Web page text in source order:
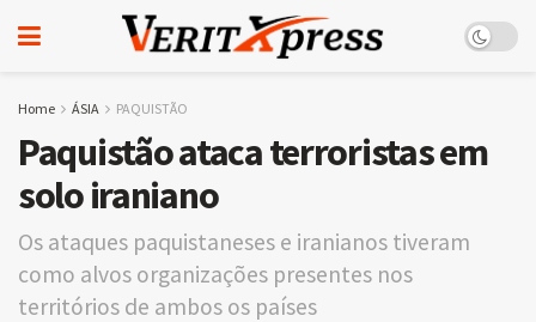
Home ÁSIA PAQUISTÃO
Paquistão ataca terroristas em
solo iraniano
Os ataques paquistaneses e iranianos tiveram
como alvos organizações presentes nos
territórios de ambos os países